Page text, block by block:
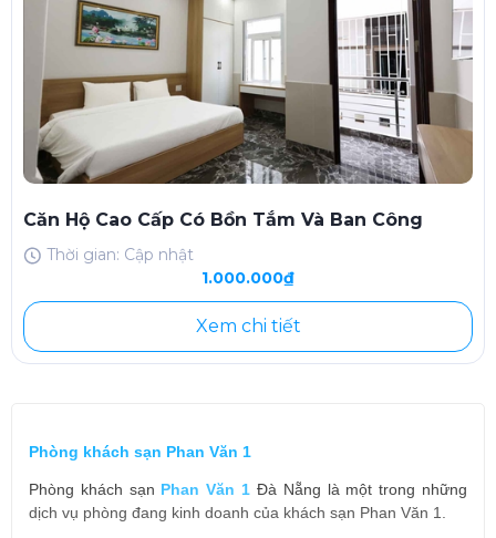
Căn Hộ Cao Cấp Có Bồn Tắm Và Ban Công
Thời gian: Cập nhật
1.000.000₫
Xem chi tiết
Phòng khách sạn Phan Văn 1
Phòng khách sạn Phan Văn 1 Đà Nẵng là một trong những
dịch vụ phòng đang kinh doanh của khách sạn Phan Văn 1.